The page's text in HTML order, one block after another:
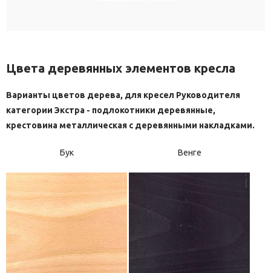
Цвета деревянных элементов кресла
Варианты цветов дерева, для кресел Руководителя
категории Экстра - подлокотники деревянные,
крестовина металлическая с деревянными накладками.
Бук Венге